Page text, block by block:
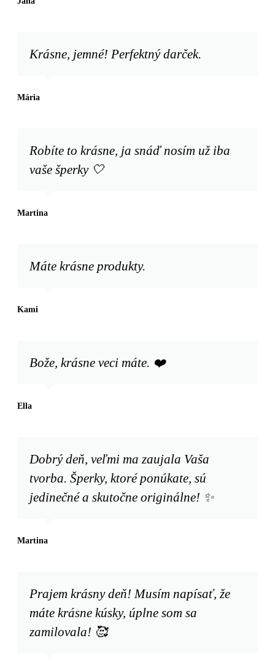
Krásne, jemné! Perfektný darček.
Mária
Robíte to krásne, ja snáď nosím už iba
vaše šperky 🤍
Martina
Máte krásne produkty.
Kami
Bože, krásne veci máte. ❤️
Ella
Dobrý deň, veľmi ma zaujala Vaša
tvorba. Šperky, ktoré ponúkate, sú
jedinečné a skutočne originálne! ✨
Martina
Prajem krásny deň! Musím napísať, že
máte krásne kúsky, úplne som sa
zamilovala! 🥰